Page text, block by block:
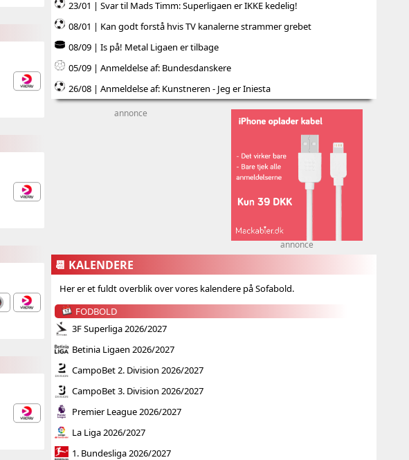
23/01 | Svar til Mads Timm: Superligaen er IKKE kedelig!
08/01 | Kan godt forstå hvis TV kanalerne strammer grebet
08/09 | Is på! Metal Ligaen er tilbage
05/09 | Anmeldelse af: Bundesdanskere
26/08 | Anmeldelse af: Kunstneren - Jeg er Iniesta
annonce
annonce
📆 KALENDERE
Her er et fuldt overblik over vores kalendere på Sofabold.
FODBOLD
3F Superliga 2026/2027
Betinia Ligaen 2026/2027
CampoBet 2. Division 2026/2027
CampoBet 3. Division 2026/2027
Premier League 2026/2027
La Liga 2026/2027
1. Bundesliga 2026/2027